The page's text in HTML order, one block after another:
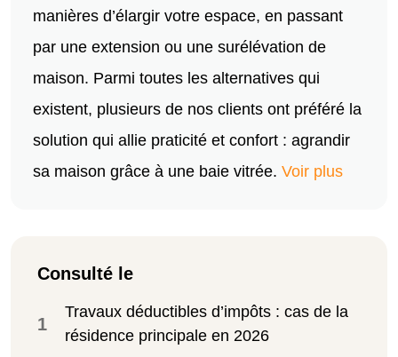
manières d’élargir votre espace, en passant
par une extension ou une surélévation de
maison. Parmi toutes les alternatives qui
existent, plusieurs de nos clients ont préféré la
solution qui allie praticité et confort : agrandir
sa maison grâce à une baie vitrée. Voir plus
Consulté le
1
Travaux déductibles d’impôts : cas de la
résidence principale en 2026